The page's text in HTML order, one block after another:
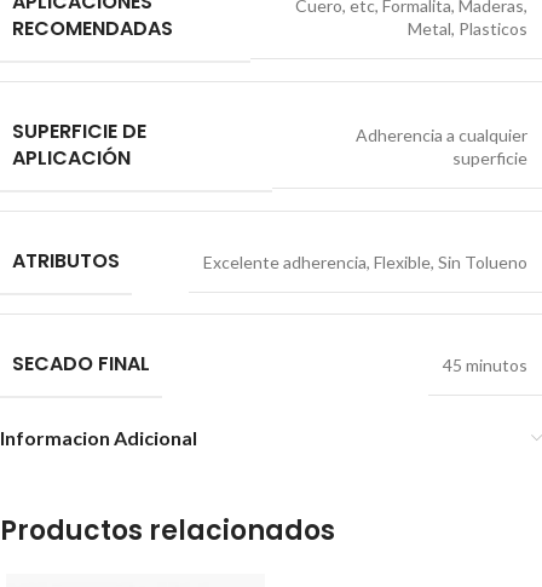
RECOMENDADAS
Cuero, etc, Formalita, Maderas,
Metal, Plasticos
SUPERFICIE DE
APLICACIÓN
Adherencia a cualquier
superficie
ATRIBUTOS Excelente adherencia, Flexible, Sin Tolueno
SECADO FINAL 45 minutos
Informacion Adicional
Productos relacionados